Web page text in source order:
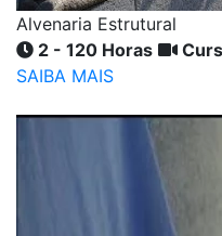
Alvenaria Estrutural
2 - 120 Horas
SAIBA MAIS